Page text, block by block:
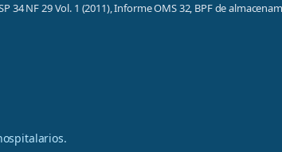
34 NF 29 Vol. 1 (2011), Informe OMS 32, BPF de